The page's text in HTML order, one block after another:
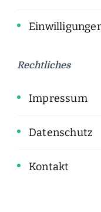
Rechtliches
Impressum
Datenschutz
Kontakt